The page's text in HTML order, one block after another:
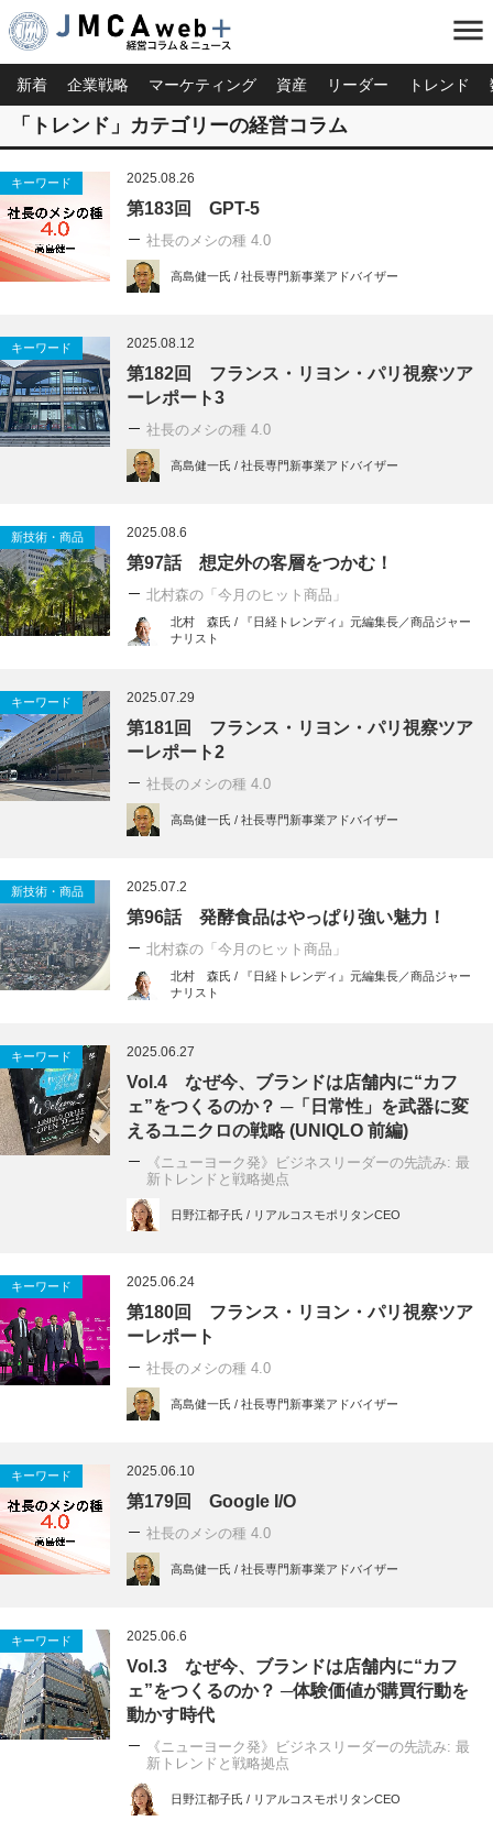
menu
新着 企業戦略 マーケティング 資産 リーダー トレンド
「トレンド」カテゴリーの経営コラム
キーワード 2025.08.26
第183回 GPT-5
社長のメシの種 4.0
高島健一氏 / 社長専門新事業アドバイザー
キーワード 2025.08.12
第182回 フランス・リヨン・パリ視察ツア
ーレポート3
社長のメシの種 4.0
高島健一氏 / 社長専門新事業アドバイザー
新技術・商品 2025.08.6
第97話 想定外の客層をつかむ！
北村森の「今月のヒット商品」
北村 森氏 / 『日経トレンディ』元編集長／商品ジャー
ナリスト
キーワード 2025.07.29
第181回 フランス・リヨン・パリ視察ツア
ーレポート2
社長のメシの種 4.0
高島健一氏 / 社長専門新事業アドバイザー
新技術・商品 2025.07.2
第96話 発酵食品はやっぱり強い魅力！
北村森の「今月のヒット商品」
北村 森氏 / 『日経トレンディ』元編集長／商品ジャー
ナリスト
キーワード 2025.06.27
Vol.4 なぜ今、ブランドは店舗内に“カフ
ェ”をつくるのか？ ─「日常性」を武器に変
えるユニクロの戦略 (UNIQLO 前編)
《ニューヨーク発》ビジネスリーダーの先読み: 最
新トレンドと戦略拠点
日野江都子氏 / リアルコスモポリタンCEO
キーワード 2025.06.24
第180回 フランス・リヨン・パリ視察ツア
ーレポート
社長のメシの種 4.0
高島健一氏 / 社長専門新事業アドバイザー
キーワード 2025.06.10
第179回 Google I/O
社長のメシの種 4.0
高島健一氏 / 社長専門新事業アドバイザー
キーワード 2025.06.6
Vol.3 なぜ今、ブランドは店舗内に“カフ
ェ”をつくるのか？ ─体験価値が購買行動を
動かす時代
《ニューヨーク発》ビジネスリーダーの先読み: 最
新トレンドと戦略拠点
日野江都子氏 / リアルコスモポリタンCEO